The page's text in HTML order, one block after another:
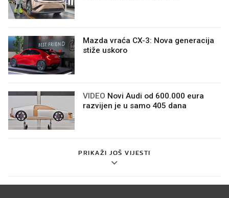
Mazda vraća CX-3: Nova generacija
stiže uskoro
VIDEO
razvijen je u samo 405 dana
PRIKAŽI JOŠ VIJESTI